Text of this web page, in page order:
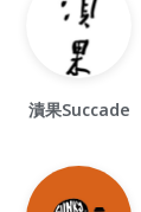
漬果Succade